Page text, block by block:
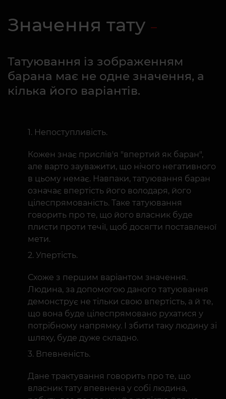
Значення тату
Татуювання із зображенням
барана має не одне значення, а
кілька його варіантів.
Непоступливість.
Кожен знає прислів'я "впертий як баран",
але варто зауважити, що нічого негативного
в цьому немає. Навпаки, татуювання баран
означає впертість його володаря, його
цілеспрямованість. Таке татуювання
говорить про те, що його власник буде
плисти проти течії, щоб досягти поставленої
мети.
Упертість.
Схоже з першим варіантом значення.
Людина, за допомогою даного татуювання
демонструє не тільки свою впертість, а й те,
що вона буде цілеспрямовано рухатися у
потрібному напрямку. І збити таку людину зі
шляху, буде дуже складно.
Впевненість.
Дане трактування говорить про те, що
власник тату впевнена у собі людина,